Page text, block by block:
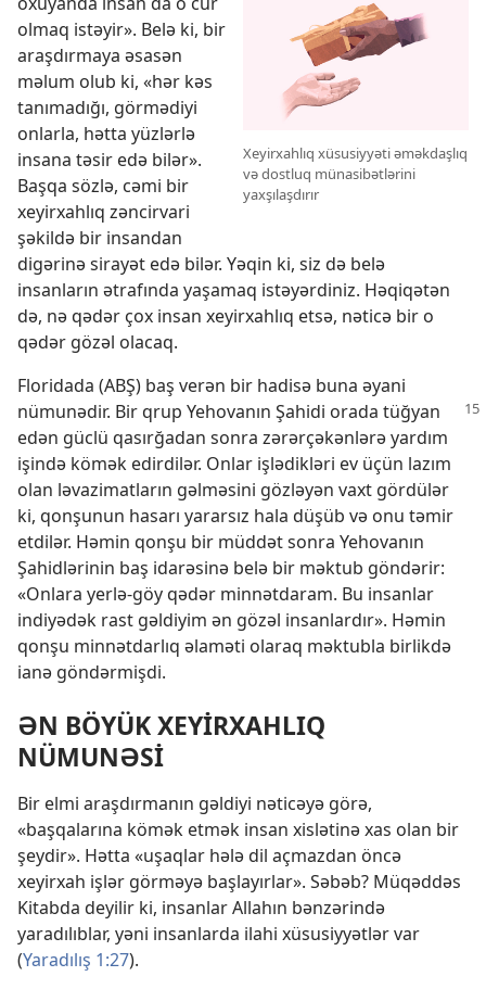
Xeyirxahlıq xüsusiyyəti əməkdaşlıq
və dostluq münasibətlərini
yaxşılaşdırır
olmaq istəyir». Belə ki, bir
araşdırmaya əsasən
məlum olub ki, «hər kəs
tanımadığı, görmədiyi
onlarla, hətta yüzlərlə
insana təsir edə bilər».
Başqa sözlə, cəmi bir
xeyirxahlıq zəncirvari
şəkildə bir insandan
digərinə sirayət edə bilər. Yəqin ki, siz də belə
insanların ətrafında yaşamaq istəyərdiniz. Həqiqətən
də, nə qədər çox insan xeyirxahlıq etsə, nəticə bir o
qədər gözəl olacaq.
Floridada (ABŞ) baş verən bir hadisə buna əyani
nümunədir. Bir qrup Yehovanın Şahidi orada tüğyan
edən güclü qasırğadan sonra zərərçəkənlərə yardım
işində kömək edirdilər. Onlar işlədikləri ev üçün lazım
olan ləvazimatların gəlməsini gözləyən vaxt gördülər
ki, qonşunun hasarı yararsız hala düşüb və onu təmir
etdilər. Həmin qonşu bir müddət sonra Yehovanın
Şahidlərinin baş idarəsinə belə bir məktub göndərir:
«Onlara yerlə-göy qədər minnətdaram. Bu insanlar
indiyədək rast gəldiyim ən gözəl insanlardır». Həmin
qonşu minnətdarlıq əlaməti olaraq məktubla birlikdə
ianə göndərmişdi.
ƏN BÖYÜK XEYİRXAHLIQ
NÜMUNƏSİ
Bir elmi araşdırmanın gəldiyi nəticəyə görə,
«başqalarına kömək etmək insan xislətinə xas olan bir
şeydir». Hətta «uşaqlar hələ dil açmazdan öncə
xeyirxah işlər görməyə başlayırlar». Səbəb? Müqəddəs
Kitabda deyilir ki, insanlar Allahın bənzərində
yaradılıblar, yəni insanlarda ilahi xüsusiyyətlər var
(Yaradılış 1:27).